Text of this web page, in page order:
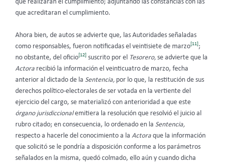
que realizaran el cumplimiento; adjuntando las constancias con las
que acreditaran el cumplimiento.
Ahora bien, de autos se advierte que, las Autoridades señaladas
como responsables, fueron notificadas el veintisiete de marzo [11] ;
no obstante, del oficio [12] suscrito por el Tesorero, se advierte que la
Actora recibió la información el veinticuatro de marzo, fecha
anterior al dictado de la Sentencia, por lo que, la restitución de sus
derechos político-electorales de ser votada en la vertiente del
ejercicio del cargo, se materializó con anterioridad a que este
órgano jurisdiccionalemitiera la resolución que resolvió el juicio al
rubro citado; en consecuencia, lo ordenado en la Sentencia,
respecto a hacerle del conocimiento a la Actora que la información
que solicitó se le pondría a disposición conforme a los parámetros
señalados en la misma, quedó colmado, ello aún y cuando dicha